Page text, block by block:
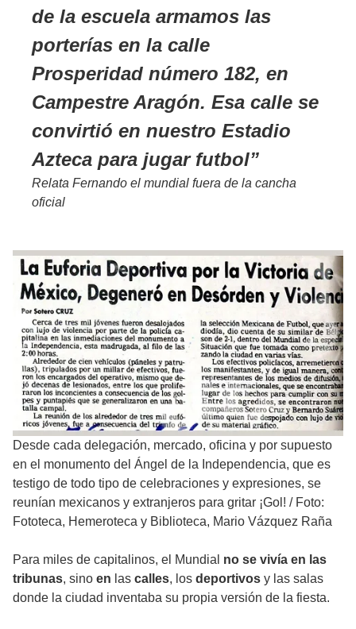
de la escuela armamos las
porterías en la calle
Prosperidad número 182, en
Campestre Aragón. Esa calle se
convirtió en nuestro Estadio
Azteca para jugar futbol
Relata Fernando el mundial fuera de la cancha
oficial
Desde cada delegación, mercado, oficina y por supuesto
en el monumento del Ángel de la Independencia, que es
testigo de todo tipo de celebraciones y expresiones, se
reunían mexicanos y extranjeros para gritar ¡Gol! / Foto:
Fototeca, Hemeroteca y Biblioteca, Mario Vázquez Raña
Para miles de capitalinos, el Mundial no se vivía en las
tribunas, sino en las calles, los deportivos y las salas
donde la ciudad inventaba su propia versión de la fiesta.